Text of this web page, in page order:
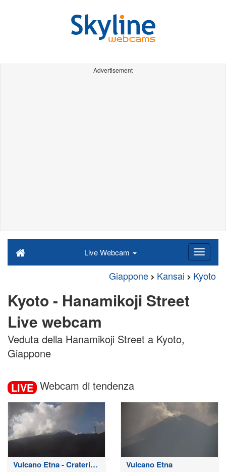
Advertisement
Live Webcam
Giappone Kansai Kyoto
Kyoto - Hanamikoji Street
Live webcam
Veduta della Hanamikoji Street a Kyoto,
Giappone
LIVE Webcam di tendenza
Vulcano Etna - Crateri
Vulcano Etna